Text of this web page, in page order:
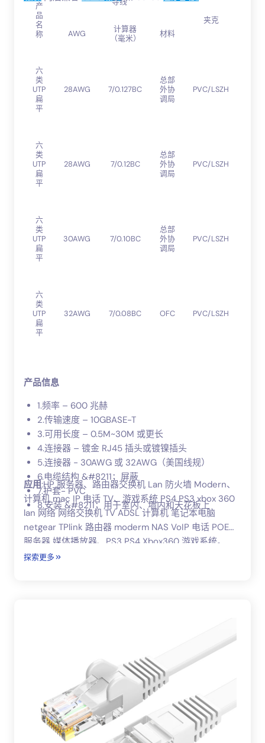
产
品
名
称
夹克
AWG
计算器
（毫米）
材料
六
类
UTP
扁
平
28AWG 7/0.127BC
总部
外协
调局
PVC/LSZH
六
类
UTP
扁
平
28AWG 7/0.12BC
总部
外协
调局
PVC/LSZH
六
类
UTP
扁
平
30AWG 7/0.10BC
总部
外协
调局
PVC/LSZH
六
类
UTP
扁
平
32AWG 7/0.08BC OFC PVC/LSZH
产品信息
1.频率 – 600 兆赫
2.传输速度 – 10GBASE-T
3.可用长度 – 0.5M~30M 或更长
4.连接器 – 镀金 RJ45 插头或镀镍插头
5.连接器 - 30AWG 或 32AWG（美国线规）
6.电缆结构 &#8211；屏蔽
7.护套- PVC
8.安装 &#8211；用于室内、墙内和天花板上
应用:HP 服务器、路由器交换机 Lan 防火墙 Modern、
计算机 mac IP 电话 TV、游戏系统 PS4 PS3 xbox 360
lan 网络 网络交换机 TV ADSL 计算机 笔记本电脑
netgear TPlink 路由器 moderm NAS VoIP 电话 POE
服务器 媒体播放器、PS3 PS4 Xbox360 游戏系统。
探索更多